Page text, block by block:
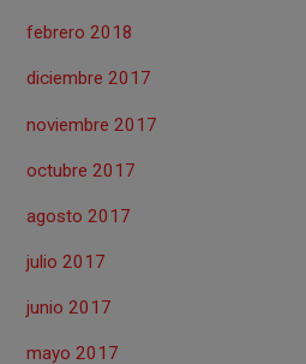
febrero 2018
diciembre 2017
noviembre 2017
octubre 2017
agosto 2017
julio 2017
junio 2017
mayo 2017